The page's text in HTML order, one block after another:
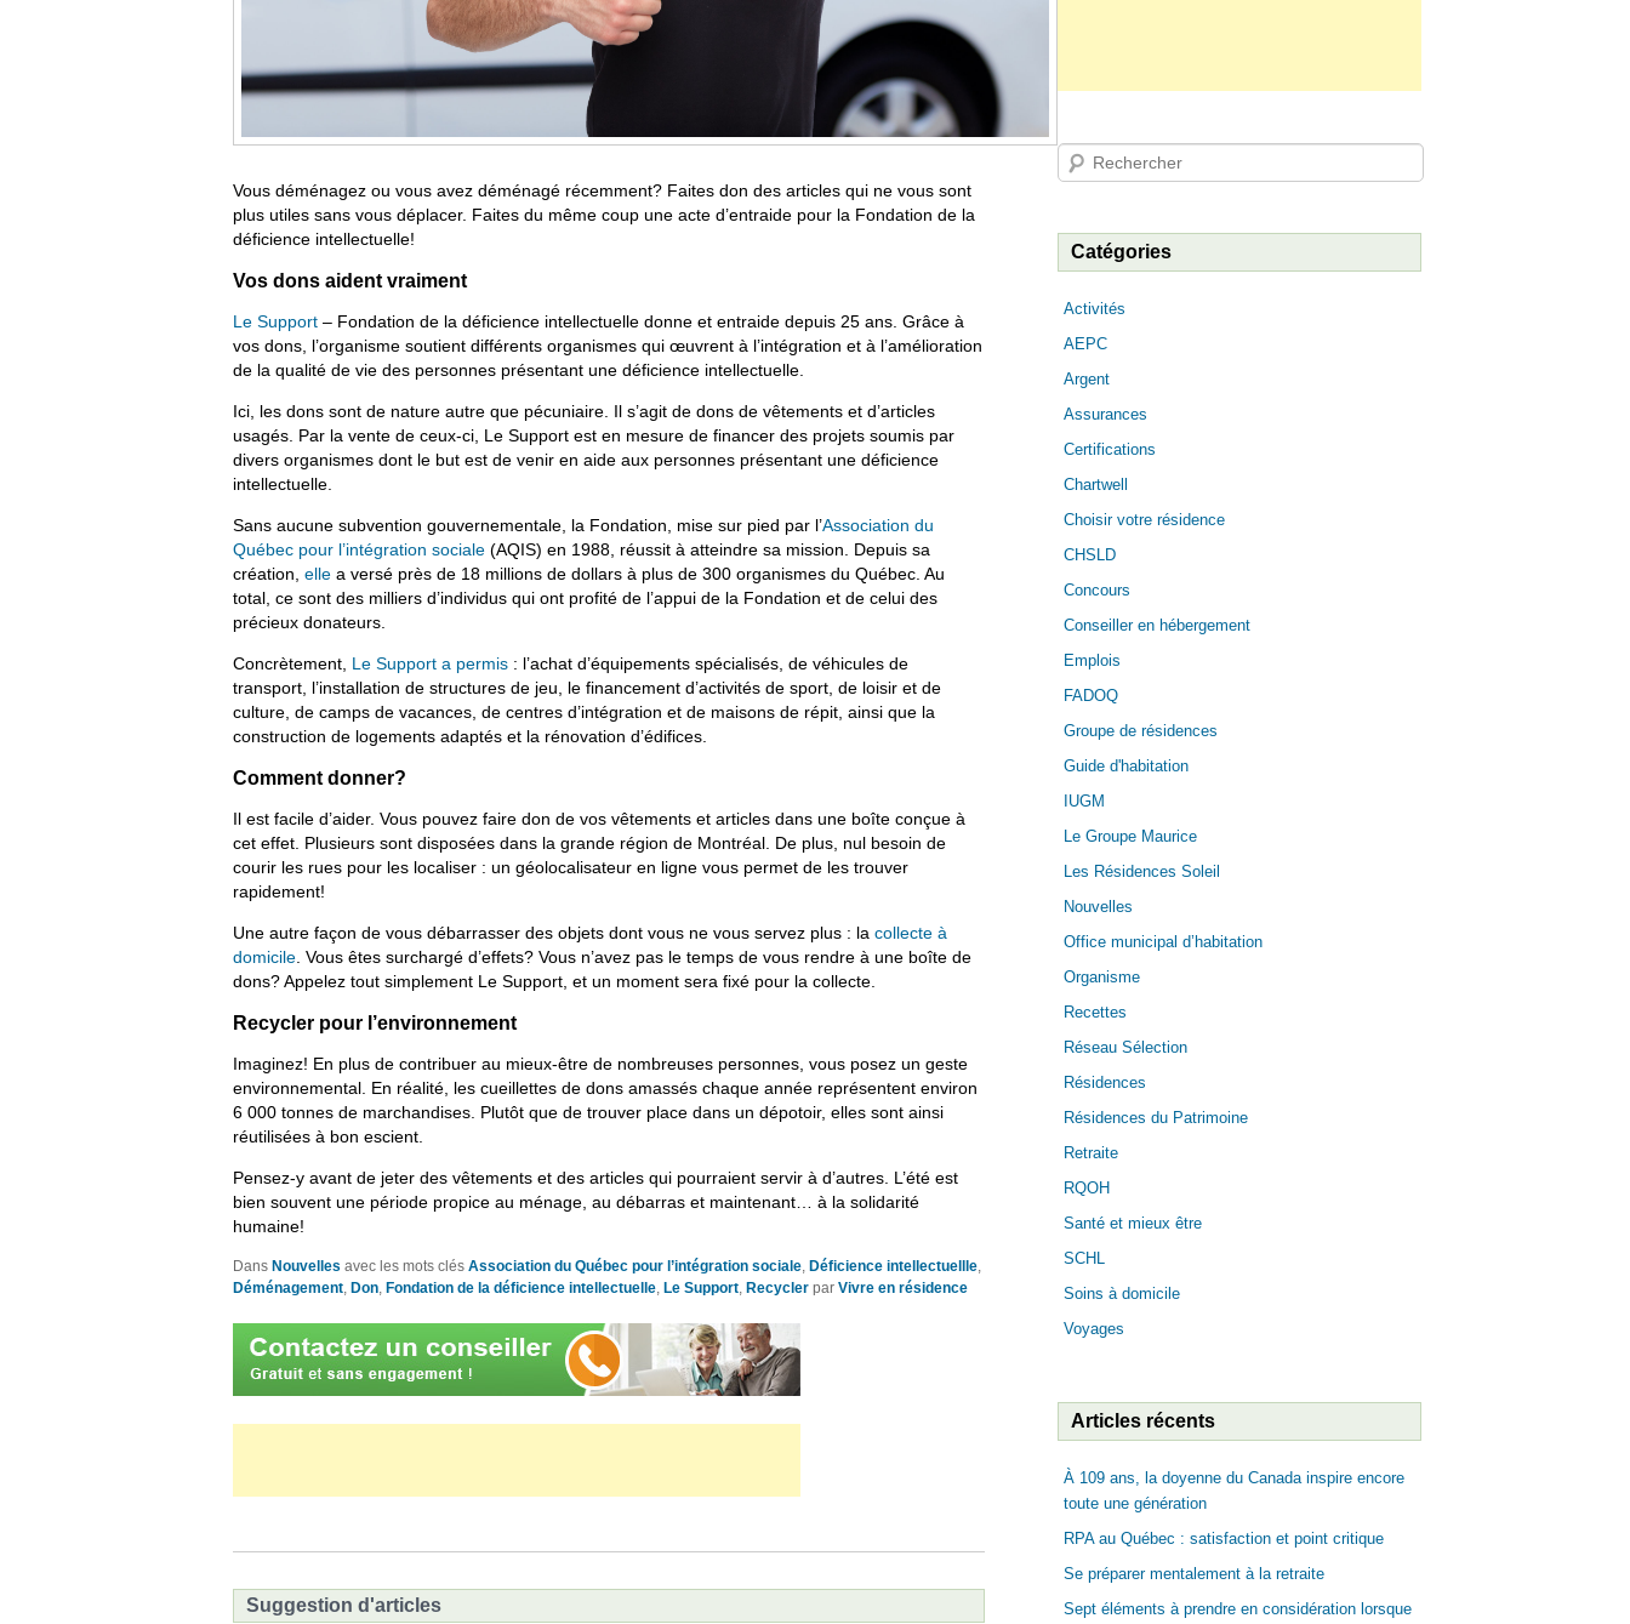
Vous déménagez ou vous avez déménagé récemment? Faites don des articles qui ne vous sont
plus utiles sans vous déplacer. Faites du même coup une acte d’entraide pour la Fondation de la
déficience intellectuelle!
Vos dons aident vraiment
Le Support – Fondation de la déficience intellectuelle donne et entraide depuis 25 ans. Grâce à
vos dons, l’organisme soutient différents organismes qui œuvrent à l’intégration et à l’amélioration
de la qualité de vie des personnes présentant une déficience intellectuelle.
Ici, les dons sont de nature autre que pécuniaire. Il s’agit de dons de vêtements et d’articles
usagés. Par la vente de ceux-ci, Le Support est en mesure de financer des projets soumis par
divers organismes dont le but est de venir en aide aux personnes présentant une déficience
intellectuelle.
Sans aucune subvention gouvernementale, la Fondation, mise sur pied par l’Association du
Québec pour l’intégration sociale (AQIS) en 1988, réussit à atteindre sa mission. Depuis sa
création, elle a versé près de 18 millions de dollars à plus de 300 organismes du Québec. Au
total, ce sont des milliers d’individus qui ont profité de l’appui de la Fondation et de celui des
précieux donateurs.
Concrètement, Le Support a permis : l’achat d’équipements spécialisés, de véhicules de
transport, l’installation de structures de jeu, le financement d’activités de sport, de loisir et de
culture, de camps de vacances, de centres d’intégration et de maisons de répit, ainsi que la
construction de logements adaptés et la rénovation d’édifices.
Comment donner?
Il est facile d’aider. Vous pouvez faire don de vos vêtements et articles dans une boîte conçue à
cet effet. Plusieurs sont disposées dans la grande région de Montréal. De plus, nul besoin de
courir les rues pour les localiser : un géolocalisateur en ligne vous permet de les trouver
rapidement!
Une autre façon de vous débarrasser des objets dont vous ne vous servez plus : la collecte à
domicile . Vous êtes surchargé d’effets? Vous n’avez pas le temps de vous rendre à une boîte de
dons? Appelez tout simplement Le Support, et un moment sera fixé pour la collecte.
Recycler pour l’environnement
Imaginez! En plus de contribuer au mieux-être de nombreuses personnes, vous posez un geste
environnemental. En réalité, les cueillettes de dons amassés chaque année représentent environ
6 000 tonnes de marchandises. Plutôt que de trouver place dans un dépotoir, elles sont ainsi
réutilisées à bon escient.
Pensez-y avant de jeter des vêtements et des articles qui pourraient servir à d’autres. L’été est
bien souvent une période propice au ménage, au débarras et maintenant… à la solidarité
humaine!
Dans Nouvelles avec les mots clés Association du Québec pour l’intégration sociale Déficience intellectuellle
Déménagement Don Fondation de la déficience intellectuelle Le Support Recycler par Vivre en résidence
Suggestion d'articles
Rechercher
Catégories
Activités
AEPC
Argent
Assurances
Certifications
Chartwell
Choisir votre résidence
CHSLD
Concours
Conseiller en hébergement
Emplois
FADOQ
Groupe de résidences
Guide d'habitation
IUGM
Le Groupe Maurice
Les Résidences Soleil
Nouvelles
Office municipal d’habitation
Organisme
Recettes
Réseau Sélection
Résidences
Résidences du Patrimoine
Retraite
RQOH
Santé et mieux être
SCHL
Soins à domicile
Voyages
Articles récents
À 109 ans, la doyenne du Canada inspire encore
toute une génération
RPA au Québec : satisfaction et point critique
Se préparer mentalement à la retraite
Sept éléments à prendre en considération lorsque